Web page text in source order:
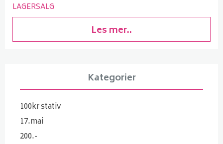
LAGERSALG
Les mer..
Kategorier
100kr stativ
17.mai
200.-